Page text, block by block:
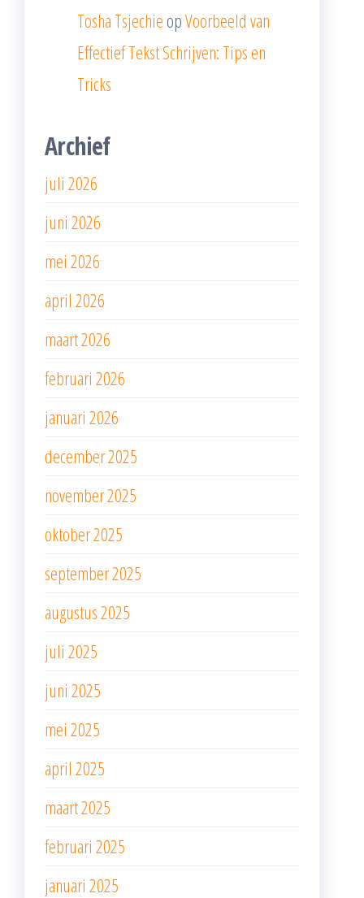
Tosha Tsjechie opVoorbeeld van
Effectief Tekst Schrijven: Tips en
Tricks
Archief
juli 2026
juni 2026
mei 2026
april 2026
maart 2026
februari 2026
januari 2026
december 2025
november 2025
oktober 2025
september 2025
augustus 2025
juli 2025
juni 2025
mei 2025
april 2025
maart 2025
februari 2025
januari 2025